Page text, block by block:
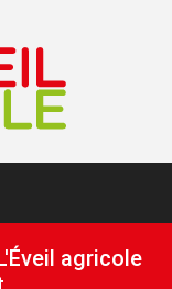
agricole